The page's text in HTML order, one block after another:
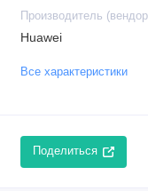
Производитель
Huawei
Все характеристики
Поделиться